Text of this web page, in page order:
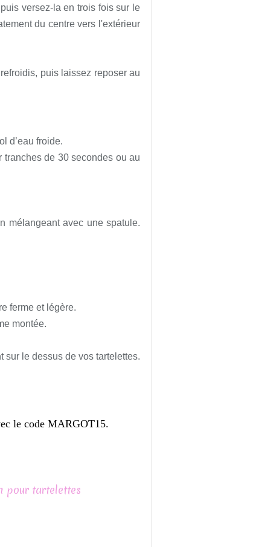
versez-la en trois fois sur le
du centre vers l'extérieur
puis laissez reposer au
d’eau froide.
de 30 secondes ou au
mélangeant avec une spatule.
ferme et légère.
montée.
sur le dessus de vos tartelettes.
le code MARGOT15.
pour tartelettes